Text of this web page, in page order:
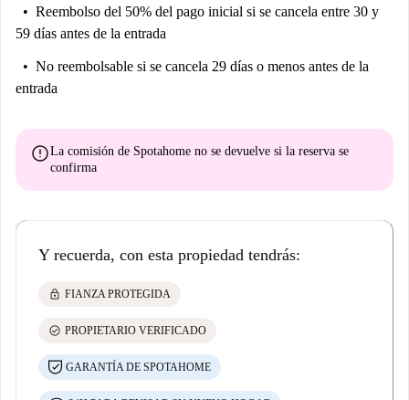
Reembolso del 50% del pago inicial si se cancela entre 30 y
59 días antes de la entrada
No reembolsable si se cancela 29 días o menos antes de la
entrada
errorLa comisión de Spotahome no se devuelve si la reserva se
confirma
Y recuerda, con esta propiedad tendrás:
lock FIANZA PROTEGIDA
check_circle PROPIETARIO VERIFICADO
GARANTÍA DE SPOTAHOME